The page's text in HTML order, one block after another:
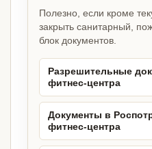
Полезно, если кроме
закрыть санитарный,
блок документов.
Разрешительные
фитнес-центра
Документы в
фитнес-центра